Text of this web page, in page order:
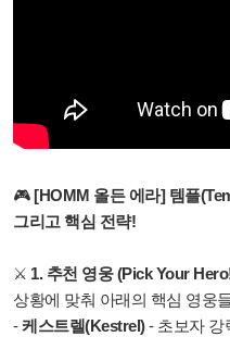
🎮[HOMM 올든 에라] 템플
그리고 핵심 전략!
⚔️ 1. 추천 영웅 (Pick Your
상황에 맞춰 아래의 핵심 영웅
-케스트렐(Kestrel)- 초보자 강